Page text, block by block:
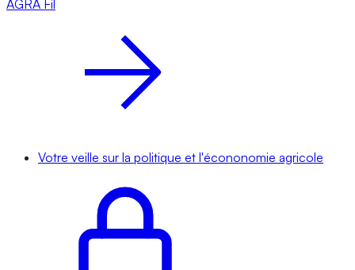
AGRA Fil
Votre veille sur la politique et l'écononomie agricole